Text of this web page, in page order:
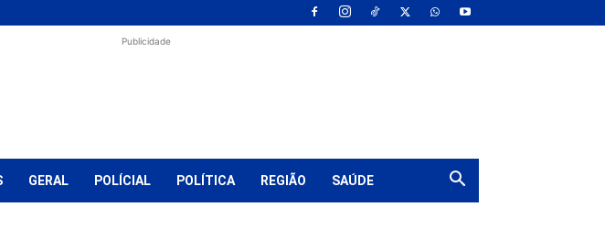
Publicidade
GERAL POLÍCIAL POLÍTICA REGIÃO SAÚDE